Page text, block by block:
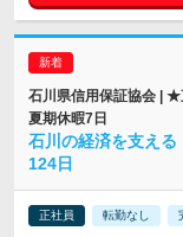
石川県信用保証協会 |
夏期休暇7日
石川の経済を支え
124日
正社員 転勤なし